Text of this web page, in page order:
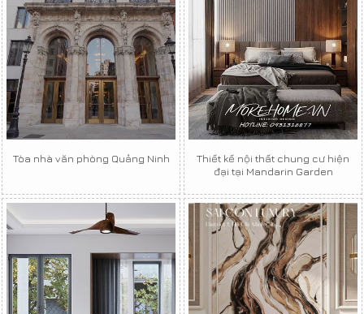
Tòa nhà văn phòng Quảng Ninh
Thiết kế nội thất chung cư hiện
đại tại Mandarin Garden